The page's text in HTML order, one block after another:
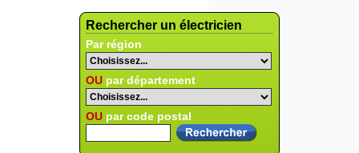
Rechercher un électricien
Par région
OU par département
OU par code postal